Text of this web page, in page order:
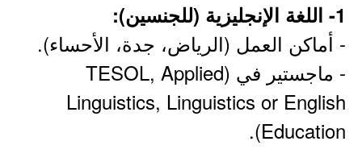
1- اللغة الإنجليزية (للجنسين):
- أماكن العمل (الرياض، جدة، الأحساء).
- ​ماجستير في (TESOL, Applied
Linguistics, Linguistics or English
Education).